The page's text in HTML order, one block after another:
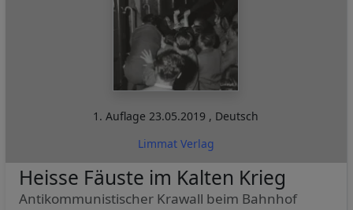
1. Auflage23.05.2019 , Deutsch
Limmat Verlag
Heisse Fäuste im Kalten Krieg
Antikommunistischer Krawall beim Bahnhof